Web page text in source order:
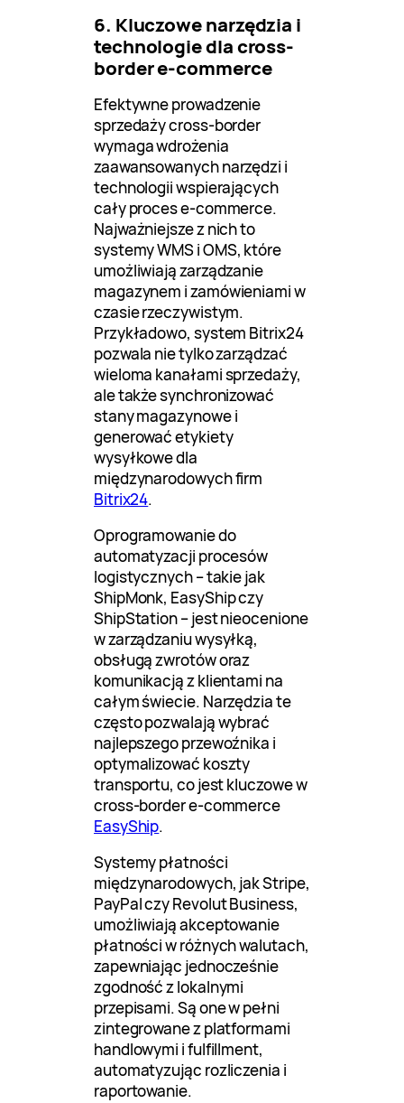
6. Kluczowe narzędzia i
technologie dla cross-
border e-commerce
Efektywne prowadzenie
sprzedaży cross-border
wymaga wdrożenia
zaawansowanych narzędzi i
technologii wspierających
cały proces e-commerce.
Najważniejsze z nich to
systemy WMS i OMS, które
umożliwiają zarządzanie
magazynem i zamówieniami w
czasie rzeczywistym.
Przykładowo, system Bitrix24
pozwala nie tylko zarządzać
wieloma kanałami sprzedaży,
ale także synchronizować
stany magazynowe i
generować etykiety
wysyłkowe dla
międzynarodowych firm
Bitrix24.
Oprogramowanie do
automatyzacji procesów
logistycznych – takie jak
ShipMonk, EasyShip czy
ShipStation – jest nieocenione
w zarządzaniu wysyłką,
obsługą zwrotów oraz
komunikacją z klientami na
całym świecie. Narzędzia te
często pozwalają wybrać
najlepszego przewoźnika i
optymalizować koszty
transportu, co jest kluczowe w
cross-border e-commerce
EasyShip.
Systemy płatności
międzynarodowych, jak Stripe,
PayPal czy Revolut Business,
umożliwiają akceptowanie
płatności w różnych walutach,
zapewniając jednocześnie
zgodność z lokalnymi
przepisami. Są one w pełni
zintegrowane z platformami
handlowymi i fulfillment,
automatyzując rozliczenia i
raportowanie.